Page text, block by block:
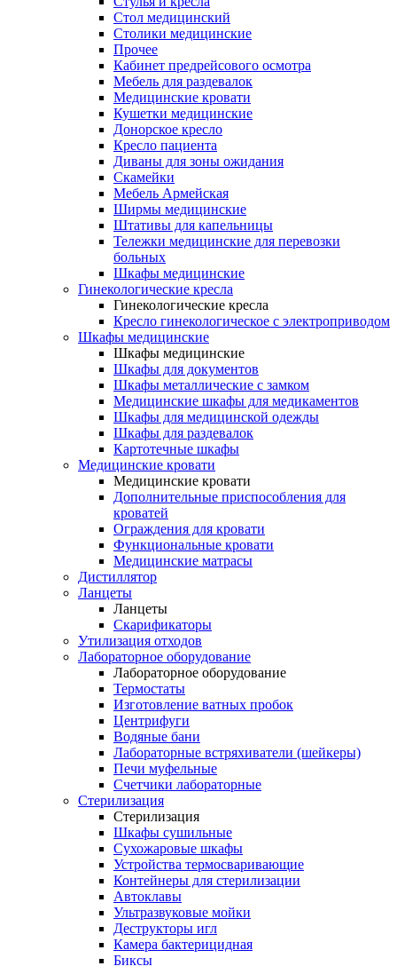
Стол медицинский
Столики медицинские
Прочее
Кабинет предрейсового осмотра
Мебель для раздевалок
Медицинские кровати
Кушетки медицинские
Донорское кресло
Кресло пациента
Диваны для зоны ожидания
Скамейки
Мебель Армейская
Ширмы медицинские
Штативы для капельницы
Тележки медицинские для перевозки
больных
Шкафы медицинские
Гинекологические кресла
Гинекологические кресла
Кресло гинекологическое с электроприводом
Шкафы медицинские
Шкафы медицинские
Шкафы для документов
Шкафы металлические с замком
Медицинские шкафы для медикаментов
Шкафы для медицинской одежды
Шкафы для раздевалок
Картотечные шкафы
Медицинские кровати
Медицинские кровати
Дополнительные приспособления для
кроватей
Ограждения для кровати
Функциональные кровати
Медицинские матрасы
Дистиллятор
Ланцеты
Ланцеты
Скарификаторы
Утилизация отходов
Лабораторное оборудование
Лабораторное оборудование
Термостаты
Изготовление ватных пробок
Центрифуги
Водяные бани
Лабораторные встряхиватели (шейкеры)
Печи муфельные
Счетчики лабораторные
Стерилизация
Стерилизация
Шкафы сушильные
Сухожаровые шкафы
Устройства термосваривающие
Контейнеры для стерилизации
Автоклавы
Ультразвуковые мойки
Деструкторы игл
Камера бактерицидная
Биксы